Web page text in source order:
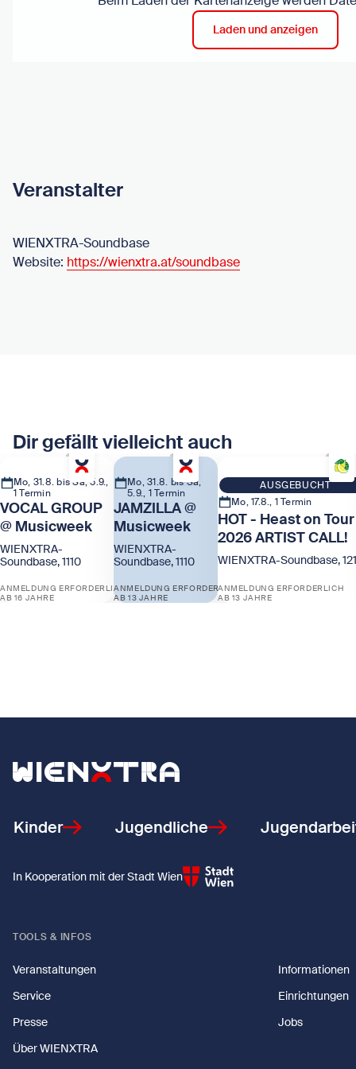
Laden und anzeigen
Veranstalter
WIENXTRA-Soundbase
Website: https://wienxtra.at/soundbase
Dir gefällt vielleicht auch
Mo, 31.8. bis Sa, 5.9.,
1 Termin
VOCAL GROUP
@ Musicweek
WIENXTRA-
Soundbase, 1110
ANMELDUNG ERFORDERLICH
AB 16 JAHRE
Mo, 31.8. bis Sa,
5.9., 1 Termin
JAMZILLA @
Musicweek
WIENXTRA-
Soundbase, 1110
ANMELDUNG ERFORDERLICH
AB 13 JAHRE
AUSGEBUCHT
Mo, 17.8., 1 Termin
HOT - Heast on Tour
2026 ARTIST CALL!
WIENXTRA-Soundbase,
ANMELDUNG ERFORDERLICH
AB 13 JAHRE
Zurück zur Startseite
Kinder Jugendliche
In Kooperation mit der Stadt Wien
TOOLS & INFOS
Veranstaltungen
Informationen
Service
Einrichtungen
Presse
Jobs
Über WIENXTRA